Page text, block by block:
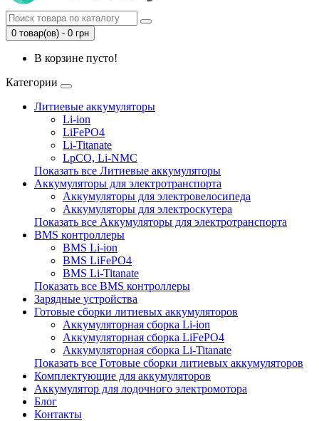
0 товар(ов) - 0 грн
В корзине пусто!
Категории
Литиевые аккумуляторы
Li-ion
LiFePO4
Li-Titanate
LpCO, Li-NMC
Показать все Литиевые аккумуляторы
Аккумуляторы для электротранспорта
Аккумуляторы для электровелосипеда
Аккумуляторы для электроскутера
Показать все Аккумуляторы для электротранспорта
BMS контроллеры
BMS Li-ion
BMS LiFePO4
BMS Li-Titanate
Показать все BMS контроллеры
Зарядные устройства
Готовые сборки литиевых аккумуляторов
Аккумуляторная сборка Li-ion
Аккумуляторная сборка LiFePO4
Аккумуляторная сборка Li-Titanate
Показать все Готовые сборки литиевых аккумуляторов
Комплектующие для аккумуляторов
Аккумулятор для лодочного электромотора
Блог
Контакты